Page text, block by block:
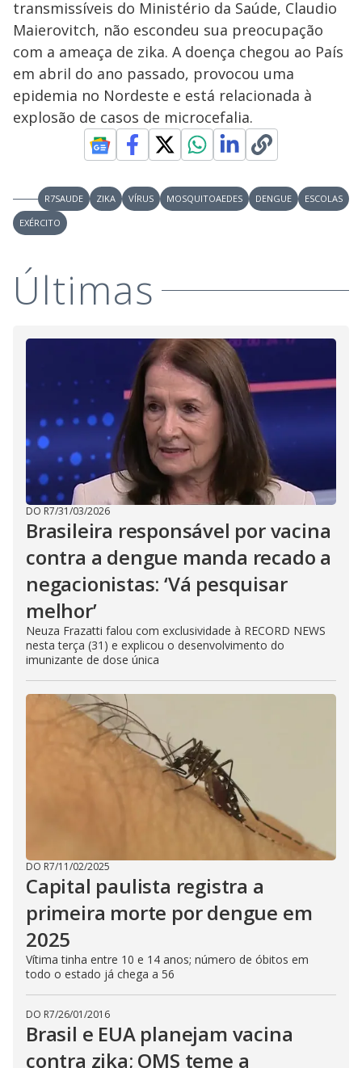
transmissíveis do Ministério da Saúde, Claudio
Maierovitch, não escondeu sua preocupação
com a ameaça de zika. A doença chegou ao País
em abril do ano passado, provocou uma
epidemia no Nordeste e está relacionada à
explosão de casos de microcefalia.
R7SAUDE ZIKA VÍRUS MOSQUITOAEDES DENGUE
ESCOLAS
EXÉRCITO
Últimas
DO R7/31/03/2026
Brasileira responsável por vacina
contra a dengue manda recado a
negacionistas: ‘Vá pesquisar
melhor’
Neuza Frazatti falou com exclusividade à RECORD NEWS
nesta terça (31) e explicou o desenvolvimento do
imunizante de dose única
DO R7/11/02/2025
Capital paulista registra a
primeira morte por dengue em
2025
Vítima tinha entre 10 e 14 anos; número de óbitos em
todo o estado já chega a 56
DO R7/26/01/2016
Brasil e EUA planejam vacina
contra zika; OMS teme a